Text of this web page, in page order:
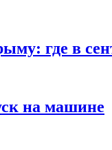
где в
на машине